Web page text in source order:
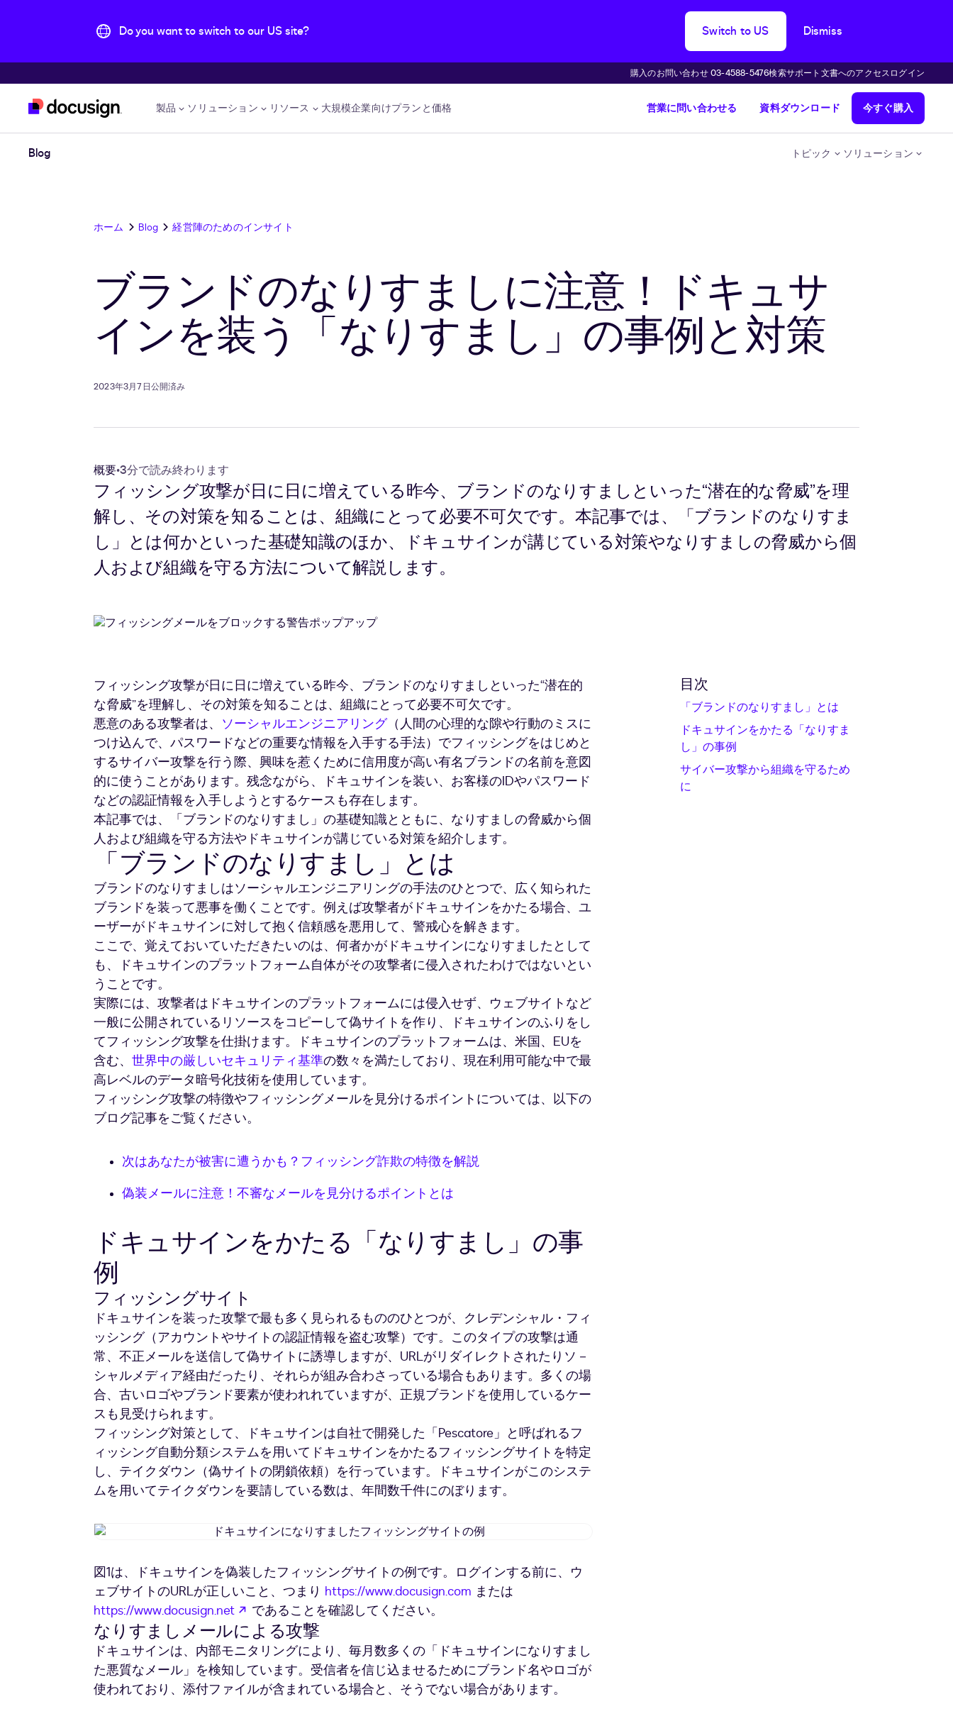
Do you want to switch to our US site? Switch to US Dismiss
購入のお問い合わせ 03-4588-5476検索サポート 文書へのアクセスログイン
製品 ソリューション リソース 大規模企業向けプランと価格 営業に問い合わせる 資料ダウンロード 今すぐ購入
Blog トピック ソリューション
ホーム Blog 経営陣のためのインサイト
ブランドのなりすましに注意！ドキュサ
インを装う「なりすまし」の事例と対策
2023年3月7日公開済み
概要•3分で読み終わります
フィッシング攻撃が日に日に増えている昨今、ブランドのなりすましといった“潜在的な脅威”を理
解し、その対策を知ることは、組織にとって必要不可欠です。本記事では、「ブランドのなりすま
し」とは何かといった基礎知識のほか、ドキュサインが講じている対策やなりすましの脅威から個
人および組織を守る方法について解説します。
フィッシング攻撃が日に日に増えている昨今、ブランドのなりすましといった“潜在的
な脅威”を理解し、その対策を知ることは、組織にとって必要不可欠です。
悪意のある攻撃者は、 ソーシャルエンジニアリング（人間の心理的な隙や行動のミスに
つけ込んで、パスワードなどの重要な情報を入手する手法）でフィッシングをはじめと
するサイバー攻撃を行う際、興味を惹くために信用度が高い有名ブランドの名前を意図
的に使うことがあります。残念ながら、ドキュサインを装い、お客様のIDやパスワード
などの認証情報を入手しようとするケースも存在します。
本記事では、「ブランドのなりすまし」の基礎知識とともに、なりすましの脅威から個
人および組織を守る方法やドキュサインが講じている対策を紹介します。
「ブランドのなりすまし」とは
ブランドのなりすましはソーシャルエンジニアリングの手法のひとつで、広く知られた
ブランドを装って悪事を働くことです。例えば攻撃者がドキュサインをかたる場合、ユ
ーザーがドキュサインに対して抱く信頼感を悪用して、警戒心を解きます。
ここで、覚えておいていただきたいのは、何者かがドキュサインになりすましたとして
も、ドキュサインのプラットフォーム自体がその攻撃者に侵入されたわけではないとい
うことです。
実際には、攻撃者はドキュサインのプラットフォームには侵入せず、ウェブサイトなど
一般に公開されているリソースをコピーして偽サイトを作り、ドキュサインのふりをし
てフィッシング攻撃を仕掛けます。ドキュサインのプラットフォームは、米国、EUを
含む、 世界中の厳しいセキュリティ基準の数々を満たしており、現在利用可能な中で最
高レベルのデータ暗号化技術を使用しています。
フィッシング攻撃の特徴やフィッシングメールを見分けるポイントについては、以下の
ブログ記事をご覧ください。
次はあなたが被害に遭うかも？フィッシング詐欺の特徴を解説
偽装メールに注意！不審なメールを見分けるポイントとは
ドキュサインをかたる「なりすまし」の事
例
フィッシングサイト
ドキュサインを装った攻撃で最も多く見られるもののひとつが、クレデンシャル・フィ
ッシング（アカウントやサイトの認証情報を盗む攻撃）です。このタイプの攻撃は通
常、不正メールを送信して偽サイトに誘導しますが、URLがリダイレクトされたりソ－
シャルメディア経由だったり、それらが組み合わさっている場合もあります。多くの場
合、古いロゴやブランド要素が使われれていますが、正規ブランドを使用しているケー
スも見受けられます。
フィッシング対策として、ドキュサインは自社で開発した「Pescatore」と呼ばれるフ
ィッシング自動分類システムを用いてドキュサインをかたるフィッシングサイトを特定
し、テイクダウン（偽サイトの閉鎖依頼）を行っています。ドキュサインがこのシステ
ムを用いてテイクダウンを要請している数は、年間数千件にのぼります。
ド
サ
イ
ン
り
す
ま
図1は、ドキュサインを偽装したフィッシングサイトの例です。ログインする前に、ウ
ェブサイトのURLが正しいこと、つまり https://www.docusign.com または
https://www.docusign.net
新しいタブで開く
であることを確認してください。
なりすましメールによる攻撃
ドキュサインは、内部モニタリングにより、毎月数多くの「ドキュサインになりすまし
た悪質なメール」を検知しています。受信者を信じ込ませるためにブランド名やロゴが
使われており、添付ファイルが含まれている場合と、そうでない場合があります。
目次
「ブランドのなりすまし」とは
ドキュサインをかたる「なりすま
し」の事例
サイバー攻撃から組織を守るため
に